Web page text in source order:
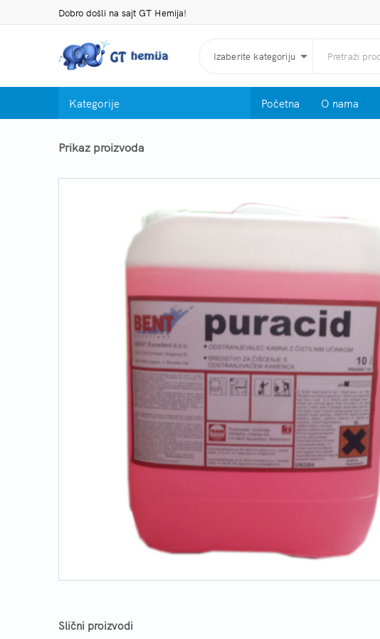
Dobro došli na sajt GT Hemija!
Izaberite kategoriju
Kategorije Početna O nama
Prikaz proizvoda
Slični proizvodi